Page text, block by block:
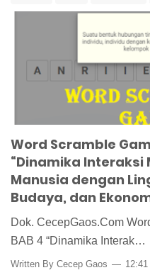
Word Scramble
Word Scramble
“Dinamika Interaksi
Manusia dengan
Budaya, dan
Dok. CecepGaos.Com
BAB 4 “Dinamika Interak…
Written By Cecep Gaos 12:41